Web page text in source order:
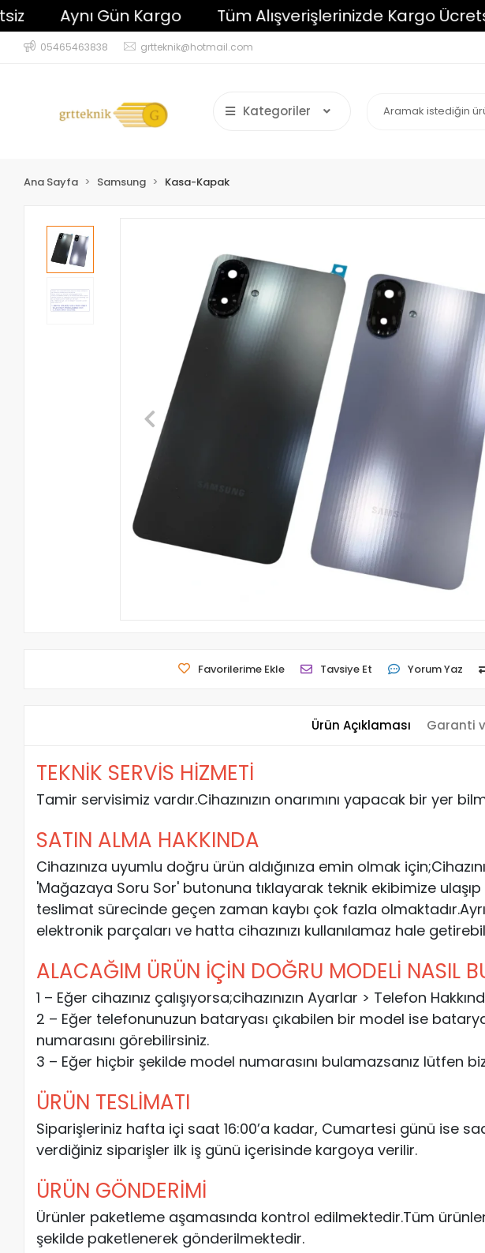
Aynı Gün Kargo Tüm Alışverişlerinizde Kargo Ücretsiz
05465463838 grtteknik@hotmail.com
Kategoriler
Ana Sayfa Samsung Kasa-Kapak
Favorilerime Ekle Tavsiye Et Yorum Yaz
Ürün Açıklaması Garanti
TEKNİK SERVİS HİZMETİ
Tamir servisimiz vardır.Cihazınızın onarımını yapacak bir yer
SATIN ALMA HAKKINDA
Cihazınıza uyumlu doğru ürün aldığınıza emin olmak
'Mağazaya Soru Sor' butonuna tıklayarak teknik ekibimize
teslimat sürecinde geçen zaman kaybı çok fazla
elektronik parçaları ve hatta cihazınızı kullanılamaz hale
ALACAĞIM ÜRÜN İÇİN DOĞRU MODELİ NASIL
1 – Eğer cihazınız çalışıyorsa;cihazınızın Ayarlar > Telefon
2 – Eğer telefonunuzun bataryası çıkabilen bir model ise
numarasını görebilirsiniz.
3 – Eğer hiçbir şekilde model numarasını bulamazsanız lütfen
ÜRÜN TESLİMATI
Siparişleriniz hafta içi saat 16:00’a kadar, Cumartesi günü ise
verdiğiniz siparişler ilk iş günü içerisinde kargoya verilir.
ÜRÜN GÖNDERİMİ
Ürünler paketleme aşamasında kontrol edilmektedir.Tüm
şekilde paketlenerek gönderilmektedir.